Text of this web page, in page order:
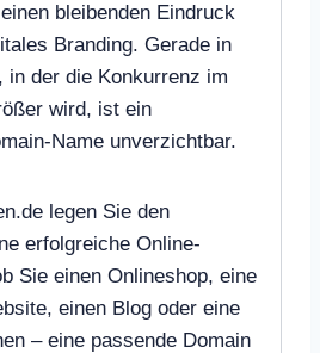
bleibenden Eindruck
Branding. Gerade in
in der die Konkurrenz im
wird, ist ein
Name unverzichtbar.
legen Sie den
erfolgreiche Online-
Sie einen Onlineshop, eine
einen Blog oder eine
– eine passende Domain